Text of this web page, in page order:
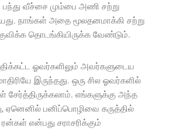
பந்து வீச்சை மும்பை அணி சற்று
நாங்கள் அதை மூலதனமாக்கி சற்று
தொடங்கியிருக்க வேண்டும்.
ஓவர்களிலும் அவர்களுடைய
இருந்தது. ஒரு சில ஓவர்களில்
சேர்த்திருக்கலாம். எங்களுக்கு அந்த
ஏனெனில் பனிப்பொழிவை கருத்தில்
என்பது சராசரிக்கும்